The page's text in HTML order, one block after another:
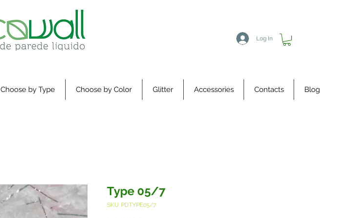
Log In
Choose by Type Choose by Color Glitter Accessories Contacts Blog
Type 05/7
SKU: PDTYPE05/7